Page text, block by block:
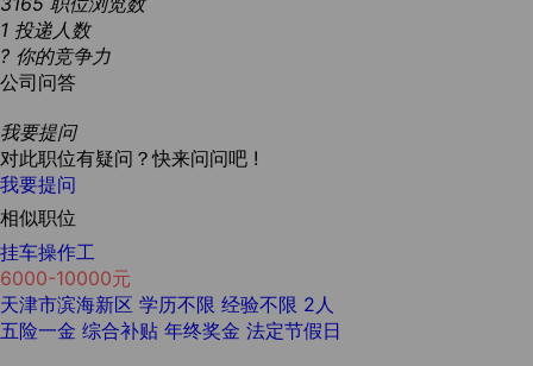
1 投递人数
? 你的竞争力
公司问答
我要提问
对此职位有疑问？快来问问吧 !
我要提问
相似职位
挂车操作工
6000-10000元
天津市滨海新区 学历不限 经验不限 2人
五险一金 综合补贴 年终奖金 法定节假日